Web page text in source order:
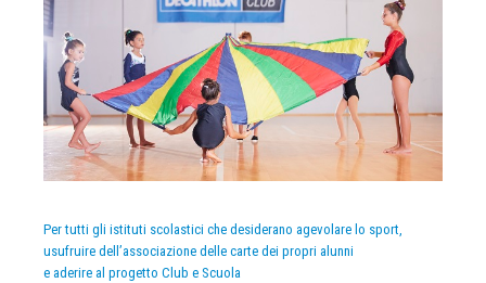
Per tutti gli istituti scolastici che desiderano agevolare lo sport,
usufruire dell’associazione delle carte dei propri alunni
e aderire al progetto Club e Scuola